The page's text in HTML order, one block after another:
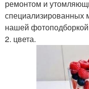
ремонтом и
специализированных
нашей
2. цвета.